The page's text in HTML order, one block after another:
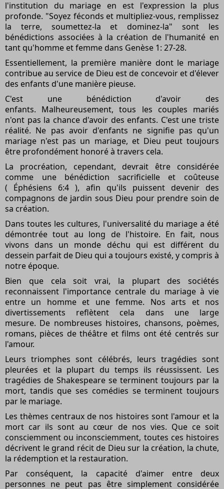
l'institution du mariage en est l'expression la plus
profonde. "Soyez féconds et multipliez-vous, remplissez
la terre, soumettez-la et dominez-la" sont les
bénédictions associées à la création de l'humanité en
tant qu'homme et femme dans Genèse 1: 27-28.
Essentiellement, la première manière dont le mariage
contribue au service de Dieu est de concevoir et d'élever
des enfants d'une manière pieuse.
C'est une bénédiction d'avoir des
enfants. Malheureusement, tous les couples mariés
n'ont pas la chance d'avoir des enfants. C'est une triste
réalité. Ne pas avoir d'enfants ne signifie pas qu'un
mariage n'est pas un mariage, et Dieu peut toujours
être profondément honoré à travers cela.
La procréation, cependant, devrait être considérée
comme une bénédiction sacrificielle et coûteuse
( Éphésiens 6:4 ), afin qu'ils puissent devenir des
compagnons de jardin sous Dieu pour prendre soin de
sa création.
Dans toutes les cultures, l'universalité du mariage a été
démontrée tout au long de l'histoire. En fait, nous
vivons dans un monde déchu qui est différent du
dessein parfait de Dieu qui a toujours existé, y compris à
notre époque.
Bien que cela soit vrai, la plupart des sociétés
reconnaissent l'importance centrale du mariage à vie
entre un homme et une femme. Nos arts et nos
divertissements reflètent cela dans une large
mesure. De nombreuses histoires, chansons, poèmes,
romans, pièces de théâtre et films ont été centrés sur
l'amour.
Leurs triomphes sont célébrés, leurs tragédies sont
pleurées et la plupart du temps ils réussissent. Les
tragédies de Shakespeare se terminent toujours par la
mort, tandis que ses comédies se terminent toujours
par le mariage.
Les thèmes centraux de nos histoires sont l'amour et la
mort car ils sont au cœur de nos vies. Que ce soit
consciemment ou inconsciemment, toutes ces histoires
décrivent le grand récit de Dieu sur la création, la chute,
la rédemption et la restauration.
Par conséquent, la capacité d'aimer entre deux
personnes ne peut pas être simplement considérée